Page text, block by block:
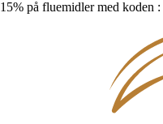
15% på fluemidler med koden :